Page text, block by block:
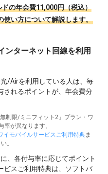
の年会費11,000円（税込）
使い方について解説します。
ンターネット回線を利用
/Airを利用している人は、毎
されるポイントが、年会費分
制限/ミニフィット2」プラン・ワ
率が異なります。
イモバイルサービスご利用特典ま
。
、各付与率に応じてポイント
ビスご利用特典は、ソフトバ